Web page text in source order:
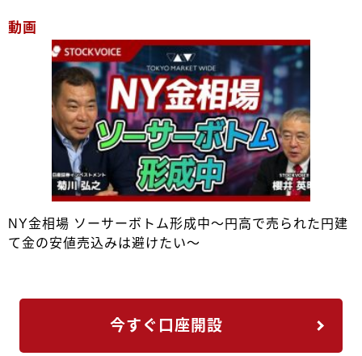
動画
NY金相場 ソーサーボトム形成中～円高で売られた円建
て金の安値売込みは避けたい～
今すぐ口座開設